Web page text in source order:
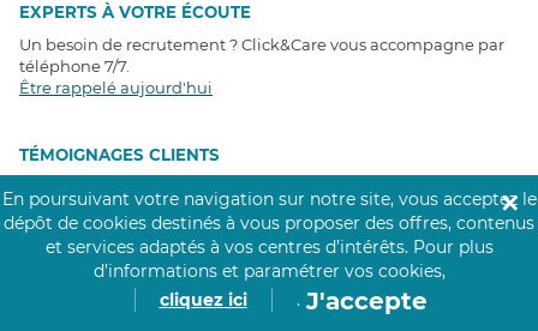
EXPERTS À VOTRE ÉCOUTE
Un besoin de recrutement ? Click&Care vous accompagne par
téléphone 7/7
Être rappelé aujourd'hui
TÉMOIGNAGES CLIENTS
4,6/5
Avis clientsrécoltés sur
Google
En poursuivant votre navigation sur notre site, vous acceptez le
dépôt de cookies destinés à vous proposer des offres, contenus
et services adaptés à vos centres d’intérêts. Pour plus
d’informations et paramétrer vos cookies,
cliquez ici
. J'accepte
✕